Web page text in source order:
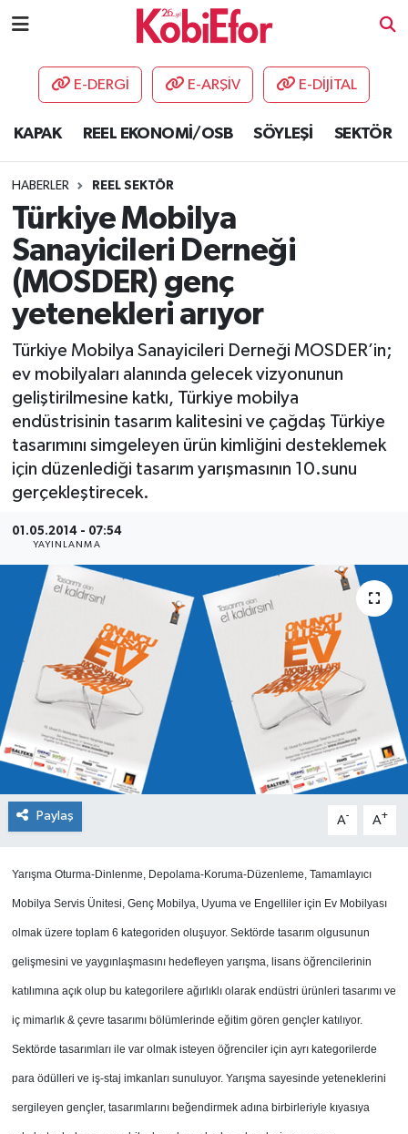
E-DERGİ E-ARŞİV E-DİJİTAL
KAPAK REEL EKONOMİ/OSB SÖYLEŞİ SEKTÖR
HABERLER REEL SEKTÖR
Türkiye Mobilya
Sanayicileri Derneği
(MOSDER) genç
yetenekleri arıyor
Türkiye Mobilya Sanayicileri Derneği MOSDER’in;
ev mobilyaları alanında gelecek vizyonunun
geliştirilmesine katkı, Türkiye mobilya
endüstrisinin tasarım kalitesini ve çağdaş Türkiye
tasarımını simgeleyen ürün kimliğini desteklemek
için düzenlediği tasarım yarışmasının 10.sunu
gerçekleştirecek.
01.05.2014 - 07:54
YAYINLANMA
Paylaş A- A+
Yarışma Oturma-Dinlenme, Depolama-Koruma-Düzenleme, Tamamlayıcı
Mobilya Servis Ünitesi, Genç Mobilya, Uyuma ve Engelliler için Ev Mobilyası
olmak üzere toplam 6 kategoriden oluşuyor. Sektörde tasarım olgusunun
gelişmesini ve yaygınlaşmasını hedefleyen yarışma, lisans öğrencilerinin
katılımına açık olup bu kategorilere ağırlıklı olarak endüstri ürünleri tasarımı ve
iç mimarlık & çevre tasarımı bölümlerinde eğitim gören gençler katılıyor.
Sektörde tasarımları ile var olmak isteyen öğrenciler için ayrı kategorilerde
para ödülleri ve iş-staj imkanları sunuluyor. Yarışma sayesinde yeteneklerini
sergileyen gençler, tasarımlarını beğendirmek adına birbirleriyle kıyasıya
AKADEMİ
DESTEK-TEŞVİK
ETKİNLİK
GÜNCEL
HABERLER
KAPAK
OSB
SEKTÖR
ŞİRKET PANO
SÖYLEŞİ
ÜLKE
YAŞAM